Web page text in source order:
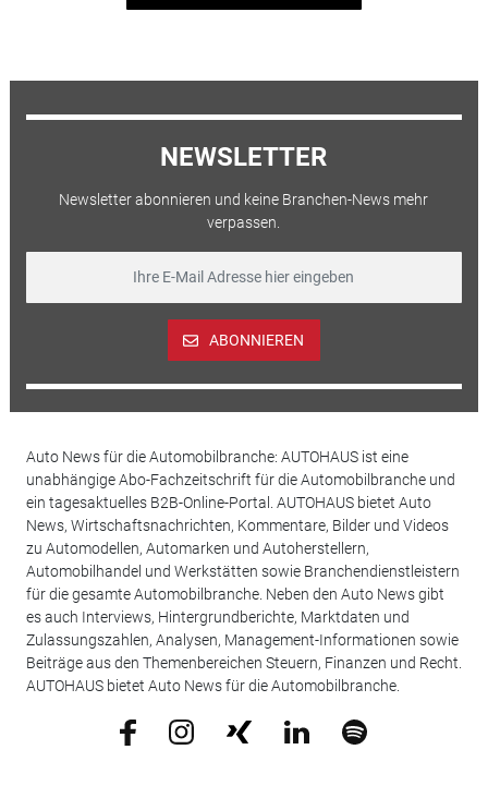
NEWSLETTER
Newsletter abonnieren und keine Branchen-News mehr
verpassen.
ABONNIEREN
Auto News für die Automobilbranche: AUTOHAUS ist eine
unabhängige Abo-Fachzeitschrift für die Automobilbranche und
ein tagesaktuelles B2B-Online-Portal. AUTOHAUS bietet Auto
News, Wirtschaftsnachrichten, Kommentare, Bilder und Videos
zu Automodellen, Automarken und Autoherstellern,
Automobilhandel und Werkstätten sowie Branchendienstleistern
für die gesamte Automobilbranche. Neben den Auto News gibt
es auch Interviews, Hintergrundberichte, Marktdaten und
Zulassungszahlen, Analysen, Management-Informationen sowie
Beiträge aus den Themenbereichen Steuern, Finanzen und Recht.
AUTOHAUS bietet Auto News für die Automobilbranche.